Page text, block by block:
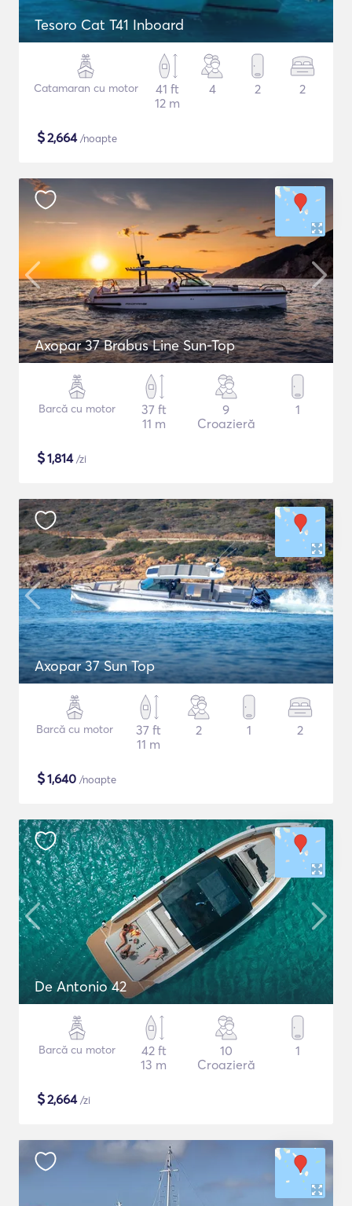
Tesoro Cat T41 Inboard
Catamaran cu motor
41 ft
12 m
4 2 2
$2,664/noapte
Axopar 37 Brabus Line Sun-Top
Barcă cu motor
37 ft
11 m
9
Croazieră
1
$1,814/zi
Axopar 37 Sun Top
Barcă cu motor
37 ft
11 m
2 1 2
$1,640 /noapte
De Antonio 42
Barcă cu motor
42 ft
13 m
10
Croazieră
1
$2,664/zi